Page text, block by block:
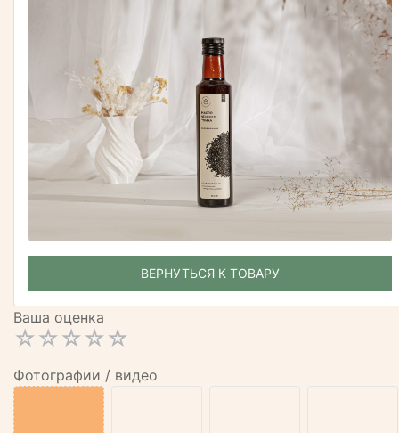
ВЕРНУТЬСЯ К ТОВАРУ
Ваша оценка
Фотографии / видео